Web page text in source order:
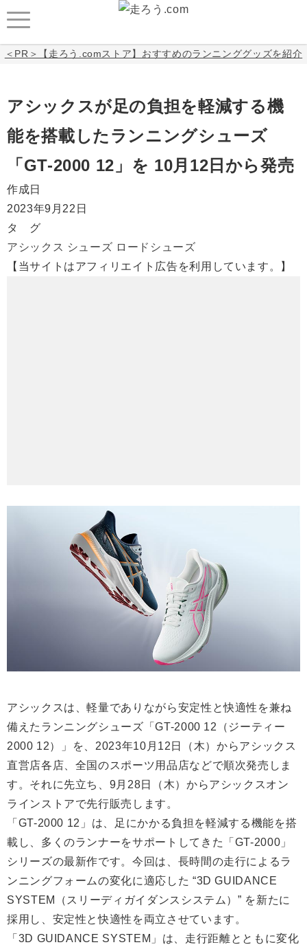
＜PR＞【走ろう.comストア】おすすめのランニンググッズを紹介
アシックスが足の負担を軽減する機
能を搭載したランニングシューズ
「GT-2000 12」を 10月12日から発売
作成日
2023年9月22日
タ グ
アシックス シューズ ロードシューズ
【当サイトはアフィリエイト広告を利用しています。】
アシックスは、軽量でありながら安定性と快適性を兼ね
備えたランニングシューズ「GT-2000 12（ジーティー
2000 12）」を、2023年10月12日（木）からアシックス
直営店各店、全国のスポーツ用品店などで順次発売しま
す。それに先立ち、9月28日（木）からアシックスオン
ラインストアで先行販売します。
「GT-2000 12」は、足にかかる負担を軽減する機能を搭
載し、多くのランナーをサポートしてきた「GT-2000」
シリーズの最新作です。今回は、長時間の走行によるラ
ンニングフォームの変化に適応した “3D GUIDANCE
SYSTEM（スリーディガイダンスシステム）” を新たに
採用し、安定性と快適性を両立させています。
「3D GUIDANCE SYSTEM」は、走行距離とともに変化